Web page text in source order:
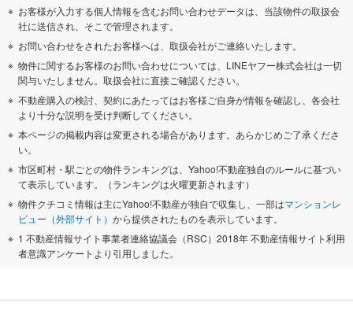
お客様が入力する個人情報を含むお問い合わせデータは、当該物件の取扱会
社に送信され、そこで管理されます。
お問い合わせをされたお客様へは、取扱会社がご連絡いたします。
物件に関するお客様のお問い合わせについては、LINEヤフー株式会社は一切
関与いたしません。取扱会社に直接ご確認ください。
不動産購入の検討、契約にあたってはお客様ご自身が情報を確認し、各会社
より十分な説明を受け判断してください。
本ページの掲載内容は変更される場合があります。あらかじめご了承くださ
い。
市区町村・駅ごとの物件ランキングは、Yahoo!不動産独自のルールに基づい
て表示しています。（ランキングは火曜更新されます）
物件クチコミ情報は主にYahoo!不動産が独自で収集し、一部はマンションレ
ビュー（外部サイト） から提供されたものを表示しています。
1 不動産情報サイト事業者連絡協議会（RSC）2018年 不動産情報サイト利用
者意識アンケートより引用しました。